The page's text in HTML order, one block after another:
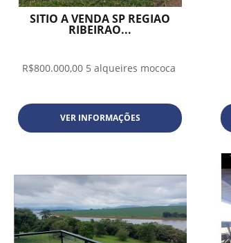
SITIO A VENDA SP REGIAO
RIBEIRAO...
R$800.000,00 5 alqueires mococa
VER INFORMAÇÕES